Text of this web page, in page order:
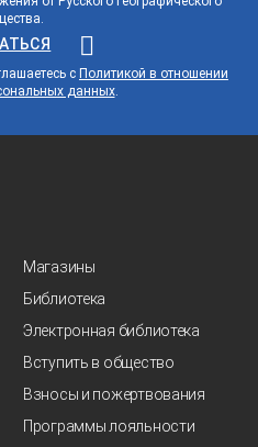
с Политикой в отношении
данных.
Магазины
Библиотека
Электронная библиотека
Вступить в общество
Взносы и пожертвования
Программы лояльности